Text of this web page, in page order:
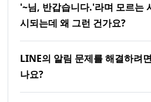
'~님, 반갑습니다.'라며 모르는
시되는데 왜 그런 건가요?
LINE의 알림 문제를 해결하려
나요?